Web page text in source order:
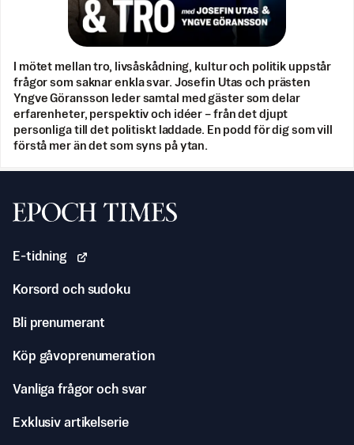
I mötet mellan tro, livsåskådning, kultur och politik uppstår
frågor som saknar enkla svar. Josefin Utas och prästen
Yngve Göransson leder samtal med gäster som delar
erfarenheter, perspektiv och idéer – från det djupt
personliga till det politiskt laddade. En podd för dig som vill
förstå mer än det som syns på ytan.
Svenska Epoch Times
E-tidning
Korsord och sudoku
Bli prenumerant
Köp gåvoprenumeration
Vanliga frågor och svar
Exklusiv artikelserie